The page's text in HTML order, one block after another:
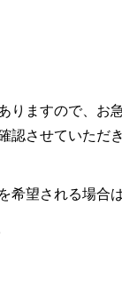
ますので、お
させていただ
望される場合